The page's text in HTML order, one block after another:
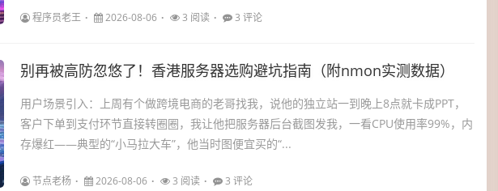
程序员老王 2026-08-06 3 阅读 3 评论
别再被高防忽悠了！香港服务器选购避坑指南（附nmon实测数据）
用户场景引入：上周有个做跨境电商的老哥找我，说他的独立站一到晚上8点就卡成PPT，
客户下单到支付环节直接转圈圈，我让他把服务器后台截图发我，一看CPU使用率99%，内
存爆红——典型的“小马拉大车”，他当时图便宜买的“...
节点老杨 2026-08-06 3 阅读 3 评论